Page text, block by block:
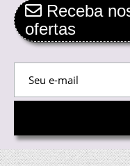
Receba
ofertas